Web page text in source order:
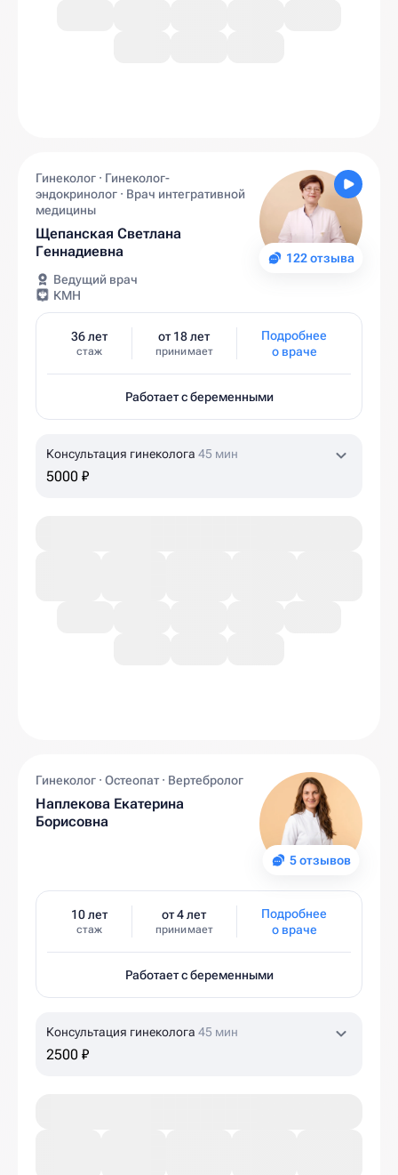
122 отзыва
Гинеколог · Гинеколог-
эндокринолог · Врач интегративной
медицины
Щепанская Светлана
Геннадиевна
Ведущий врач
КМН
36 лет
стаж
от 18 лет
принимает
Подробнее
о враче
Работает с беременными
Консультация гинеколога 45 мин
5000 ₽
5 отзывов
Гинеколог · Остеопат · Вертебролог
Наплекова Екатерина
Борисовна
10 лет
стаж
от 4 лет
принимает
Подробнее
о враче
Работает с беременными
Консультация гинеколога 45 мин
2500 ₽